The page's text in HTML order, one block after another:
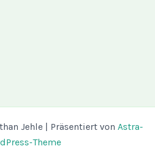
Jehle | Präsentiert von Astra-
Theme